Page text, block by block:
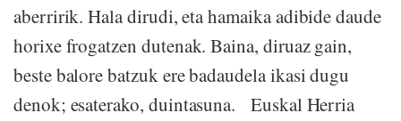
aberririk. Hala dirudi, eta hamaika adibide daude
horixe frogatzen dutenak. Baina, diruaz gain,
beste balore batzuk ere badaudela ikasi dugu
denok; esaterako, duintasuna. Euskal Herria